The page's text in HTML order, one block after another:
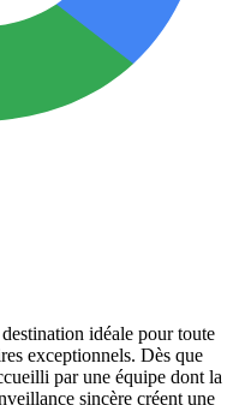
idéale pour toute
exceptionnels. Dès que
par une équipe dont la
sincère créent une